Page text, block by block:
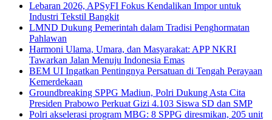
Lebaran 2026, APSyFI Fokus Kendalikan Impor untuk
Industri Tekstil Bangkit
LMND Dukung Pemerintah dalam Tradisi Penghormatan
Pahlawan
Harmoni Ulama, Umara, dan Masyarakat: APP NKRI
Tawarkan Jalan Menuju Indonesia Emas
BEM UI Ingatkan Pentingnya Persatuan di Tengah Perayaan
Kemerdekaan
Groundbreaking SPPG Madiun, Polri Dukung Asta Cita
Presiden Prabowo Perkuat Gizi 4.103 Siswa SD dan SMP
Polri akselerasi program MBG: 8 SPPG diresmikan, 205 unit